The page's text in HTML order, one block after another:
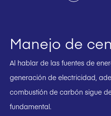
Manejo de
Al hablar de las fuentes de
generación de electricidad,
combustión de carbón sigue
fundamental.